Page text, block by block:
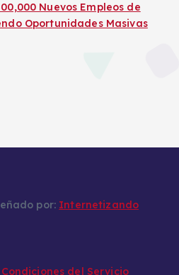
Nuevos Empleos de
Oportunidades Masivas
por: Internetizando
del Servicio